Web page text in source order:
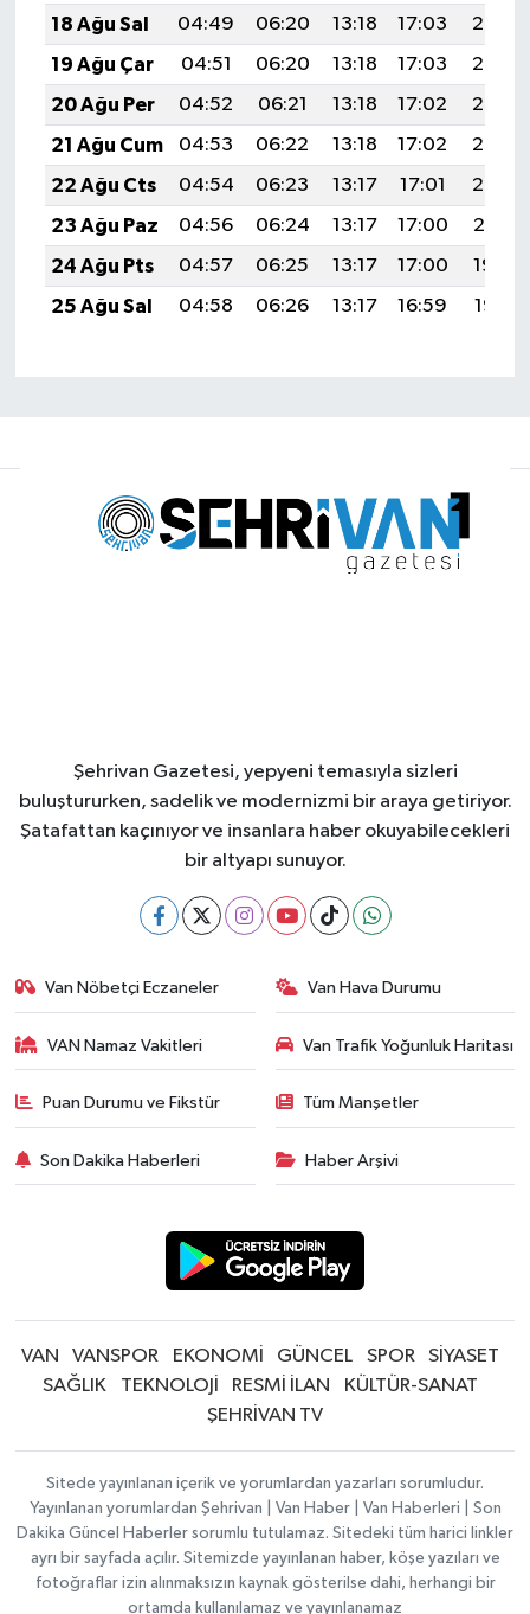
18 Ağu Sal
04:49 06:20 13:18 17:03
20:07
19 Ağu Çar
04:51 06:20 13:18 17:03
20:06
20 Ağu Per
04:52 06:21 13:18 17:02
20:05
21 Ağu Cum
04:53 06:22 13:18 17:02
20:03
22 Ağu Cts
04:54 06:23 13:17 17:01
20:02
23 Ağu Paz
04:56 06:24 13:17 17:00
20:01
24 Ağu Pts
04:57 06:25 13:17 17:00
19:59
25 Ağu Sal
04:58 06:26 13:17 16:59 19:58
Şehrivan Gazetesi, yepyeni temasıyla sizleri
buluştururken, sadelik ve modernizmi bir araya getiriyor.
Şatafattan kaçınıyor ve insanlara haber okuyabilecekleri
bir altyapı sunuyor.
Van Nöbetçi Eczaneler Van Hava Durumu
VAN Namaz Vakitleri Van Trafik Yoğunluk Haritası
Puan Durumu ve Fikstür Tüm Manşetler
Son Dakika Haberleri Haber Arşivi
VAN VANSPOR EKONOMİ GÜNCEL SPOR
SİYASET
SAĞLIK
TEKNOLOJİ RESMİ İLAN
KÜLTÜR-SANAT
ŞEHRİVAN TV
Sitede yayınlanan içerik ve yorumlardan yazarları sorumludur.
Yayınlanan yorumlardan Şehrivan | Van Haber | Van Haberleri | Son
Dakika Güncel Haberler sorumlu tutulamaz. Sitedeki tüm harici linkler
ayrı bir sayfada açılır. Sitemizde yayınlanan haber, köşe yazıları ve
fotoğraflar izin alınmaksızın kaynak gösterilse dahi, herhangi bir
ortamda kullanılamaz ve yayınlanamaz